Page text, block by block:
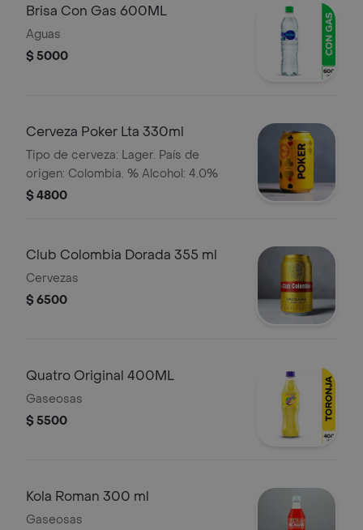
Brisa Con Gas 600ML
Aguas
$ 5000
Cerveza Poker Lta 330ml
Tipo de cerveza: Lager. País de
origen: Colombia. % Alcohol: 4.0%
$ 4800
Club Colombia Dorada 355 ml
Cervezas
$ 6500
Quatro Original 400ML
Gaseosas
$ 5500
Kola Roman 300 ml
Gaseosas